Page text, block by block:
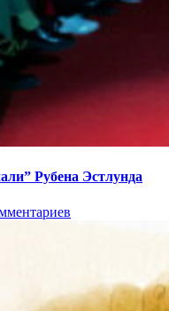
Рубена Эстлунда